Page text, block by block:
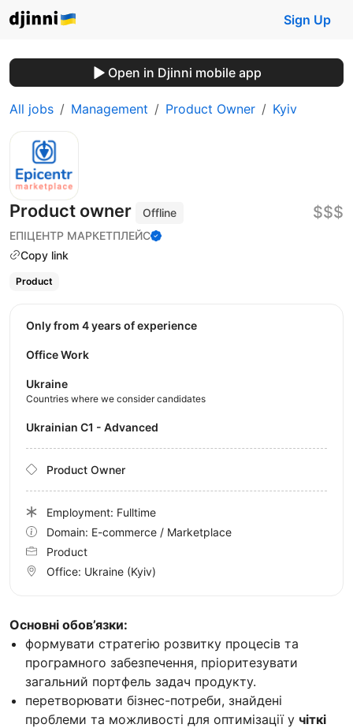
Sign Up
Open in Djinni mobile app
All jobs Management Product Owner Kyiv
Product owner
Offline
ЕПІЦЕНТР МАРКЕТПЛЕЙС
Copy link
$$$
Product
Основні обов’язки:
формувати стратегію розвитку процесів та
програмного забезпечення, пріоритезувати
загальний портфель задач продукту.
перетворювати бізнес-потреби, знайдені
проблеми та можливості для оптимізації у чіткі
Only from 4 years of experience
Office Work
Ukraine
Countries where we consider candidates
Ukrainian C1 - Advanced
Product Owner
Employment: Fulltime
Domain: E-commerce / Marketplace
Product
Office: Ukraine (Kyiv)